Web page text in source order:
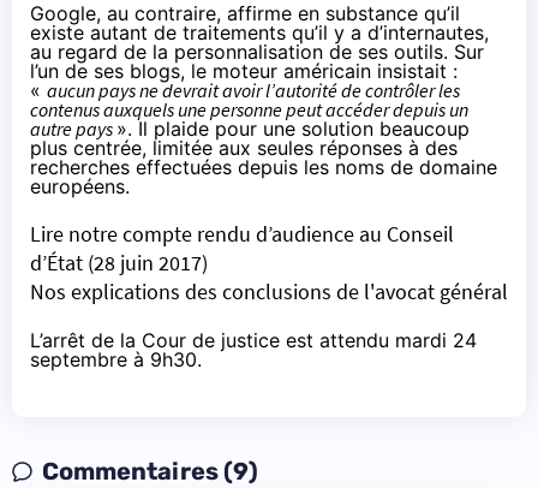
Google, au contraire, affirme en substance qu’il
existe autant de traitements qu’il y a d’internautes,
au regard de la personnalisation de ses outils. Sur
l’un de ses blogs, le moteur américain insistait :
« aucun pays ne devrait avoir l’autorité de contrôler les
contenus auxquels une personne peut accéder depuis un
autre pays ». Il plaide pour une solution beaucoup
plus centrée, limitée aux seules réponses à des
recherches effectuées depuis les noms de domaine
européens.
Lire notre compte rendu d’audience au Conseil
d’État (28 juin 2017)
Nos explications des conclusions de l'avocat général
L’arrêt de la Cour de justice est attendu mardi 24
septembre à 9h30.
Commentaires (9)